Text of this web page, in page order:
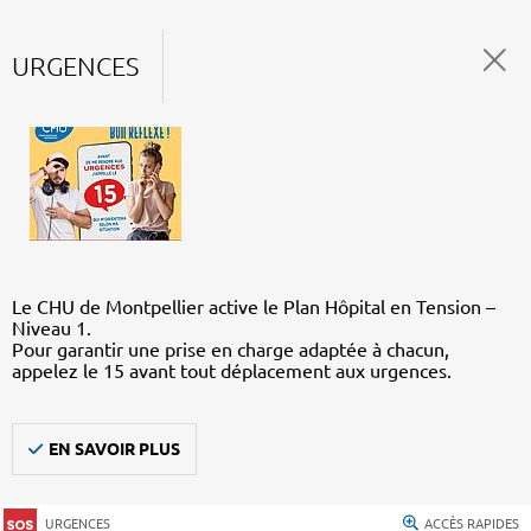
URGENCES
Le CHU de Montpellier active le Plan Hôpital en Tension –
Niveau 1.
Pour garantir une prise en charge adaptée à chacun,
appelez le 15 avant tout déplacement aux urgences.
EN SAVOIR PLUS
URGENCES ACCÈS RAPIDES